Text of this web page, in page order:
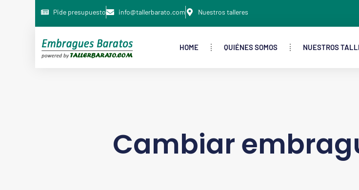
Pide presupuesto info@tallerbarato.com Nuestros talleres
HOME QUIÉNES SOMOS NUESTROS
Cambiar